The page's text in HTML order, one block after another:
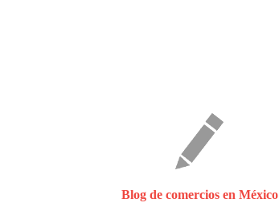
Blog de comercios en México